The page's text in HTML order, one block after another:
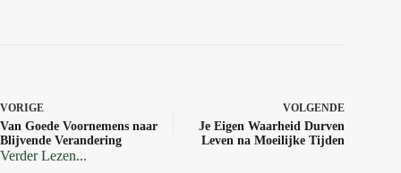
VORIGE
Van Goede Voornemens naar
Blijvende Verandering
VOLGENDE
Je Eigen Waarheid Durven
Leven na Moeilijke Tijden
Verder Lezen...